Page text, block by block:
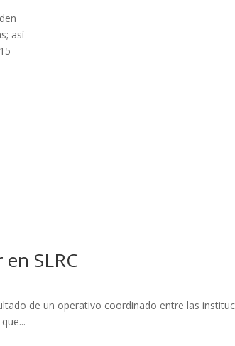
así
SLRC
de un operativo coordinado entre las